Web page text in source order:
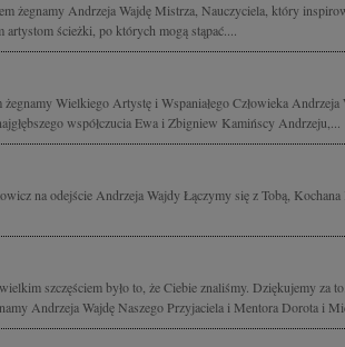
żegnamy Andrzeja Wajdę Mistrza, Nauczyciela, który
artystom ścieżki, po których mogą stąpać....
żegnamy Wielkiego Artystę i Wspaniałego Człowieka
współczucia Ewa i Zbigniew Kamińscy Andrzeju,...
na odejście Andrzeja Wajdy Łączymy się z Tobą,
szczęściem było to, że Ciebie znaliśmy. Dziękujemy za
Andrzeja Wajdę Naszego Przyjaciela i Mentora Dorota i